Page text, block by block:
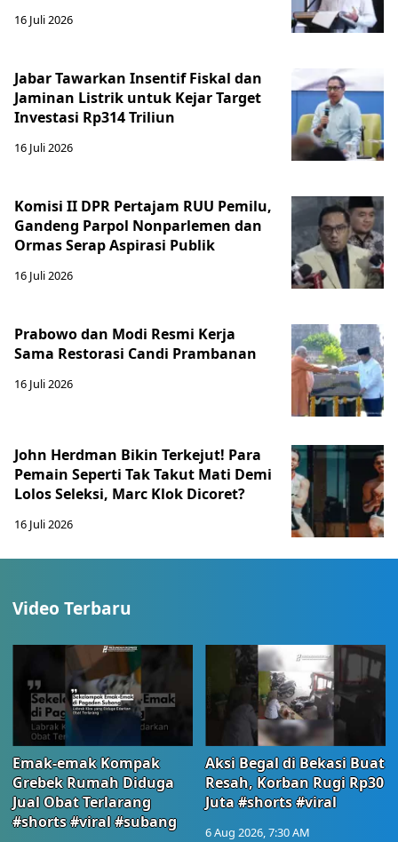
16 Juli 2026
Jabar Tawarkan Insentif Fiskal dan
Jaminan Listrik untuk Kejar Target
Investasi Rp314 Triliun
16 Juli 2026
Komisi II DPR Pertajam RUU Pemilu,
Gandeng Parpol Nonparlemen dan
Ormas Serap Aspirasi Publik
16 Juli 2026
Prabowo dan Modi Resmi Kerja
Sama Restorasi Candi Prambanan
16 Juli 2026
John Herdman Bikin Terkejut! Para
Pemain Seperti Tak Takut Mati Demi
Lolos Seleksi, Marc Klok Dicoret?
16 Juli 2026
Video Terbaru
Emak-emak Kompak
Grebek Rumah Diduga
Jual Obat Terlarang
#shorts #viral #subang
Aksi Begal di Bekasi Buat
Resah, Korban Rugi Rp30
Juta #shorts #viral
6 Aug 2026, 7:30 AM